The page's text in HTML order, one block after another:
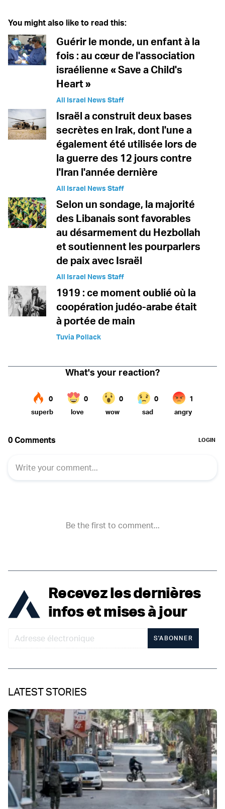
You might also like to read this:
Guérir le monde, un enfant à la
fois : au cœur de l'association
israélienne « Save a Child's
Heart »
All Israel News Staff
Israël a construit deux bases
secrètes en Irak, dont l'une a
également été utilisée lors de
la guerre des 12 jours contre
l'Iran l'année dernière
All Israel News Staff
Selon un sondage, la majorité
des Libanais sont favorables
au désarmement du Hezbollah
et soutiennent les pourparlers
de paix avec Israël
All Israel News Staff
1919 : ce moment oublié où la
coopération judéo-arabe était
à portée de main
Tuvia Pollack
Recevez les dernières
infos et mises à jour
S'ABONNER
LATEST STORIES